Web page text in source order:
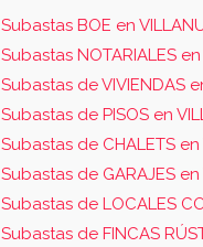
Subastas BOE en
Subastas NOTARIALES
Subastas de VIVIENDAS
Subastas de PISOS en
Subastas de CHALETS en
Subastas de GARAJES en
Subastas de LOCALES
Subastas de FINCAS